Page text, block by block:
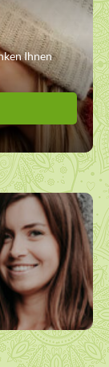
Ihnen